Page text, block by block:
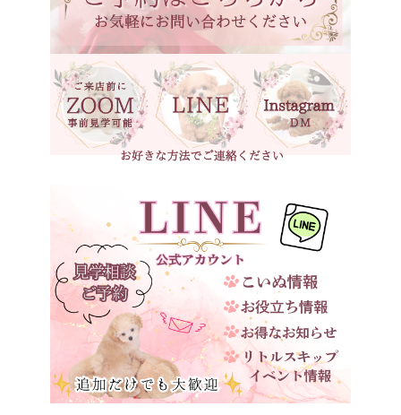
ブラックタン
シルバーベージュ
ブラウン
ブラウンタン
ベージュ
福井県
岐阜県
静岡県
長野県
愛知県
三重県
大阪府
兵庫県
奈良県
和歌山県
鳥取県
島根県
岡山県
広島県